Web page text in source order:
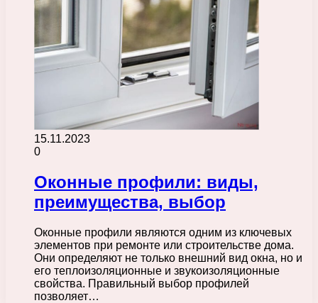
15.11.2023
0
Оконные профили: виды,
преимущества, выбор
Оконные профили являются одним из ключевых
элементов при ремонте или строительстве дома.
Они определяют не только внешний вид окна, но и
его теплоизоляционные и звукоизоляционные
свойства. Правильный выбор профилей
позволяет…